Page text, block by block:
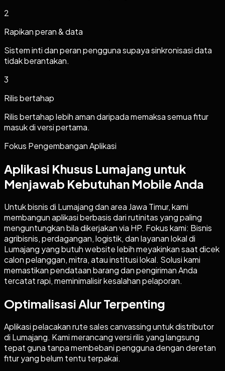
2
Rapikan peran & data
Sistem inti dan peran pengguna supaya sinkronisasi data
tidak berantakan.
3
Rilis bertahap
Rilis bertahap lebih aman daripada memaksa semua fitur
masuk di versi pertama.
Fokus Pengembangan Aplikasi
Aplikasi Khusus Lumajang untuk
Menjawab Kebutuhan Mobile Anda
Untuk bisnis di Lumajang dan area Jawa Timur, kami
membangun aplikasi berbasis dari rutinitas yang paling
menguntungkan bila dikerjakan via HP. Fokus kami: Bisnis
agribisnis, perdagangan, logistik, dan layanan lokal di
Lumajang yang butuh website lebih meyakinkan saat dicek
calon pelanggan, mitra, atau institusi lokal. Solusi kami
memastikan pendataan barang dan pengiriman Anda
tercatat rapi, meminimalisir kesalahan pelaporan.
Optimalisasi Alur Terpenting
Aplikasi pelacakan rute sales canvassing untuk distributor
di Lumajang. Kami merancang versi rilis yang langsung
tepat guna tanpa membebani pengguna dengan deretan
fitur yang belum tentu terpakai.